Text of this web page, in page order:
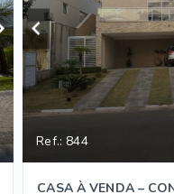
Ref.: 844